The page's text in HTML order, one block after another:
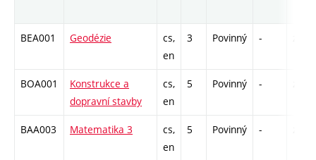
BEA001 Geodézie
cs,
en
3 Povinný -
BOA001
Konstrukce a
dopravní stavby
cs,
en
5 Povinný -
BAA003 Matematika 3
cs,
en
5 Povinný -